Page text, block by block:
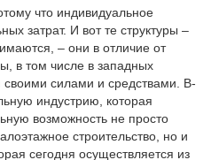
что индивидуальное
затрат. И вот те структуры –
– они в отличие от
в том числе в западных
силами и средствами. В-
индустрию, которая
возможность не просто
строительство, но и
сегодня осуществляется из